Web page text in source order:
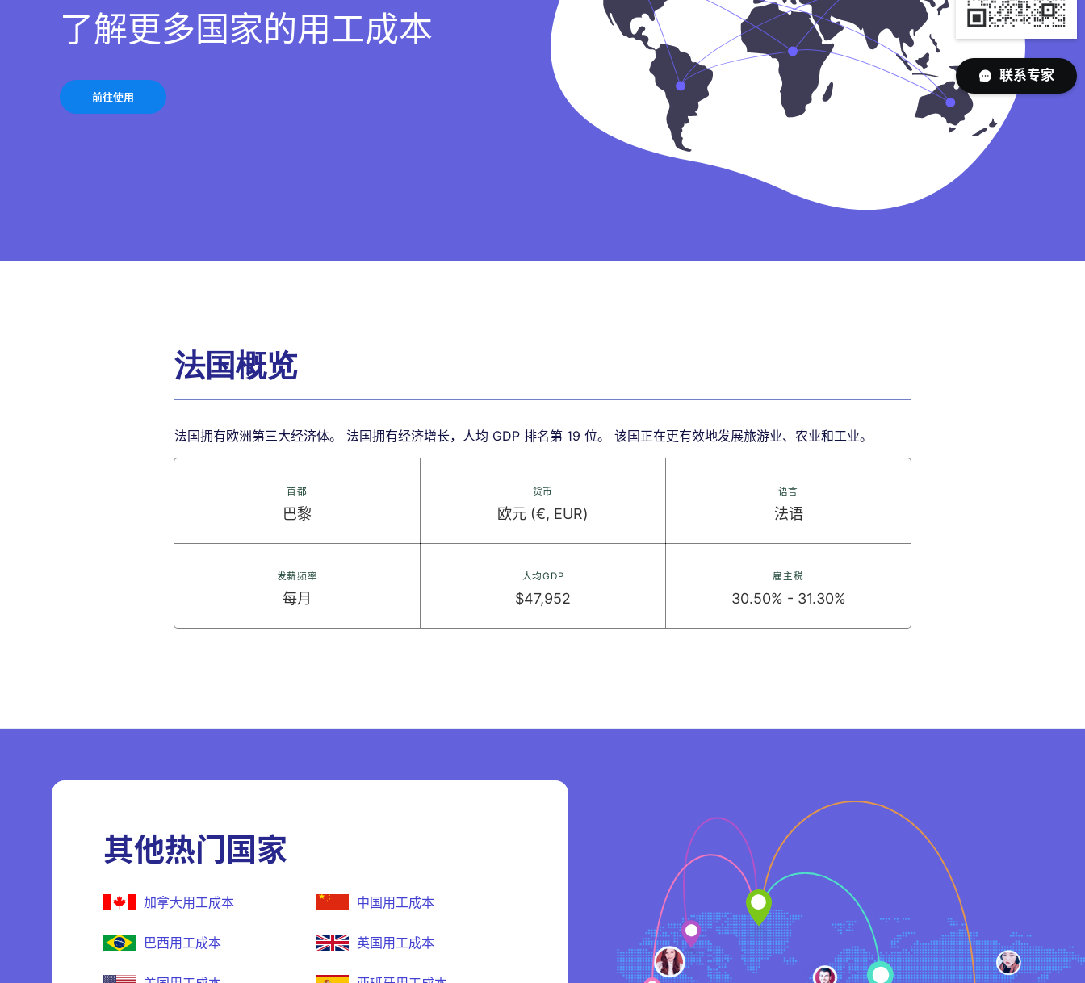
了解更多国家的用工成本
前往使用
法国概览
法国拥有欧洲第三大经济体。 法国拥有经济增长，人均 GDP 排名第 19 位。 该国正在更有效地发展旅游业、农业和工业。
首都
巴黎
货币
欧元 (€, EUR)
语言
法语
发薪频率
每月
人均GDP
$47,952
雇主税
30.50% - 31.30%
其他热门国家
加拿大用工成本 中国用工成本
巴西用工成本 英国用工成本
联系专家